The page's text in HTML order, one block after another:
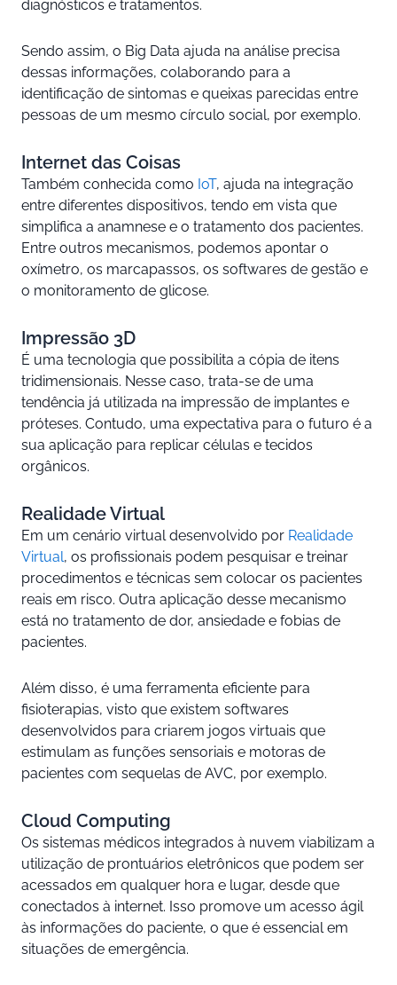
diagnósticos e tratamentos.
Sendo assim, o Big Data ajuda na análise precisa
dessas informações, colaborando para a
identificação de sintomas e queixas parecidas entre
pessoas de um mesmo círculo social, por exemplo.
Internet das Coisas
Também conhecida como IoT, ajuda na integração
entre diferentes dispositivos, tendo em vista que
simplifica a anamnese e o tratamento dos pacientes.
Entre outros mecanismos, podemos apontar o
oxímetro, os marcapassos, os softwares de gestão e
o monitoramento de glicose.
Impressão 3D
É uma tecnologia que possibilita a cópia de itens
tridimensionais. Nesse caso, trata-se de uma
tendência já utilizada na impressão de implantes e
próteses. Contudo, uma expectativa para o futuro é a
sua aplicação para replicar células e tecidos
orgânicos.
Realidade Virtual
Em um cenário virtual desenvolvido por Realidade
Virtual, os profissionais podem pesquisar e treinar
procedimentos e técnicas sem colocar os pacientes
reais em risco. Outra aplicação desse mecanismo
está no tratamento de dor, ansiedade e fobias de
pacientes.
Além disso, é uma ferramenta eficiente para
fisioterapias, visto que existem softwares
desenvolvidos para criarem jogos virtuais que
estimulam as funções sensoriais e motoras de
pacientes com sequelas de AVC, por exemplo.
Cloud Computing
Os sistemas médicos integrados à nuvem viabilizam a
utilização de prontuários eletrônicos que podem ser
acessados em qualquer hora e lugar, desde que
conectados à internet. Isso promove um acesso ágil
às informações do paciente, o que é essencial em
situações de emergência.